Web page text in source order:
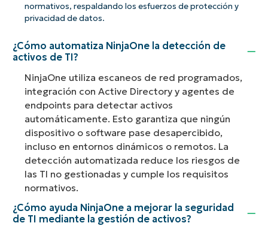
normativos, respaldando los esfuerzos de protección y
privacidad de datos.
¿Cómo automatiza NinjaOne la detección de
activos de TI?
NinjaOne utiliza escaneos de red programados,
integración con Active Directory y agentes de
endpoints para detectar activos
automáticamente. Esto garantiza que ningún
dispositivo o software pase desapercibido,
incluso en entornos dinámicos o remotos. La
detección automatizada reduce los riesgos de
las TI no gestionadas y cumple los requisitos
normativos.
¿Cómo ayuda NinjaOne a mejorar la seguridad
de TI mediante la gestión de activos?